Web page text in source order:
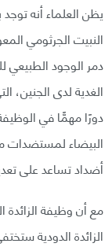
يظن العلماء أنه
النبيت الجرثومي
دمر الوجود الطبيعي
الغدية لدى الجنين،
دورًا مهمًّا في
البيضاء لمستضدات
أضداد تساعد على
مع أن وظيفة الزائدة
الزائدة الدودية